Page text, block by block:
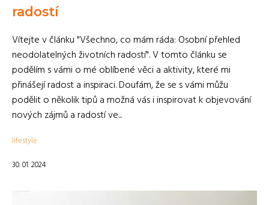
radostí
Vítejte v článku "Všechno, co mám ráda: Osobní přehled
neodolatelných životních radostí". V tomto článku se
podělím s vámi o mé oblíbené věci a aktivity, které mi
přinášejí radost a inspiraci. Doufám, že se s vámi můžu
podělit o několik tipů a možná vás i inspirovat k objevování
nových zájmů a radostí ve...
lifestyle
30. 01. 2024